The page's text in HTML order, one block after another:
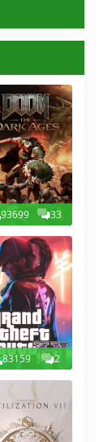
93699 33
83159 2